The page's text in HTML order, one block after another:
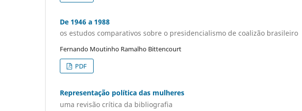
De 1946 a 1988
os estudos comparativos sobre o presidencialismo de coalizão brasileiro
Fernando Moutinho Ramalho Bittencourt
PDF
Representação política das mulheres
uma revisão crítica da bibliografia